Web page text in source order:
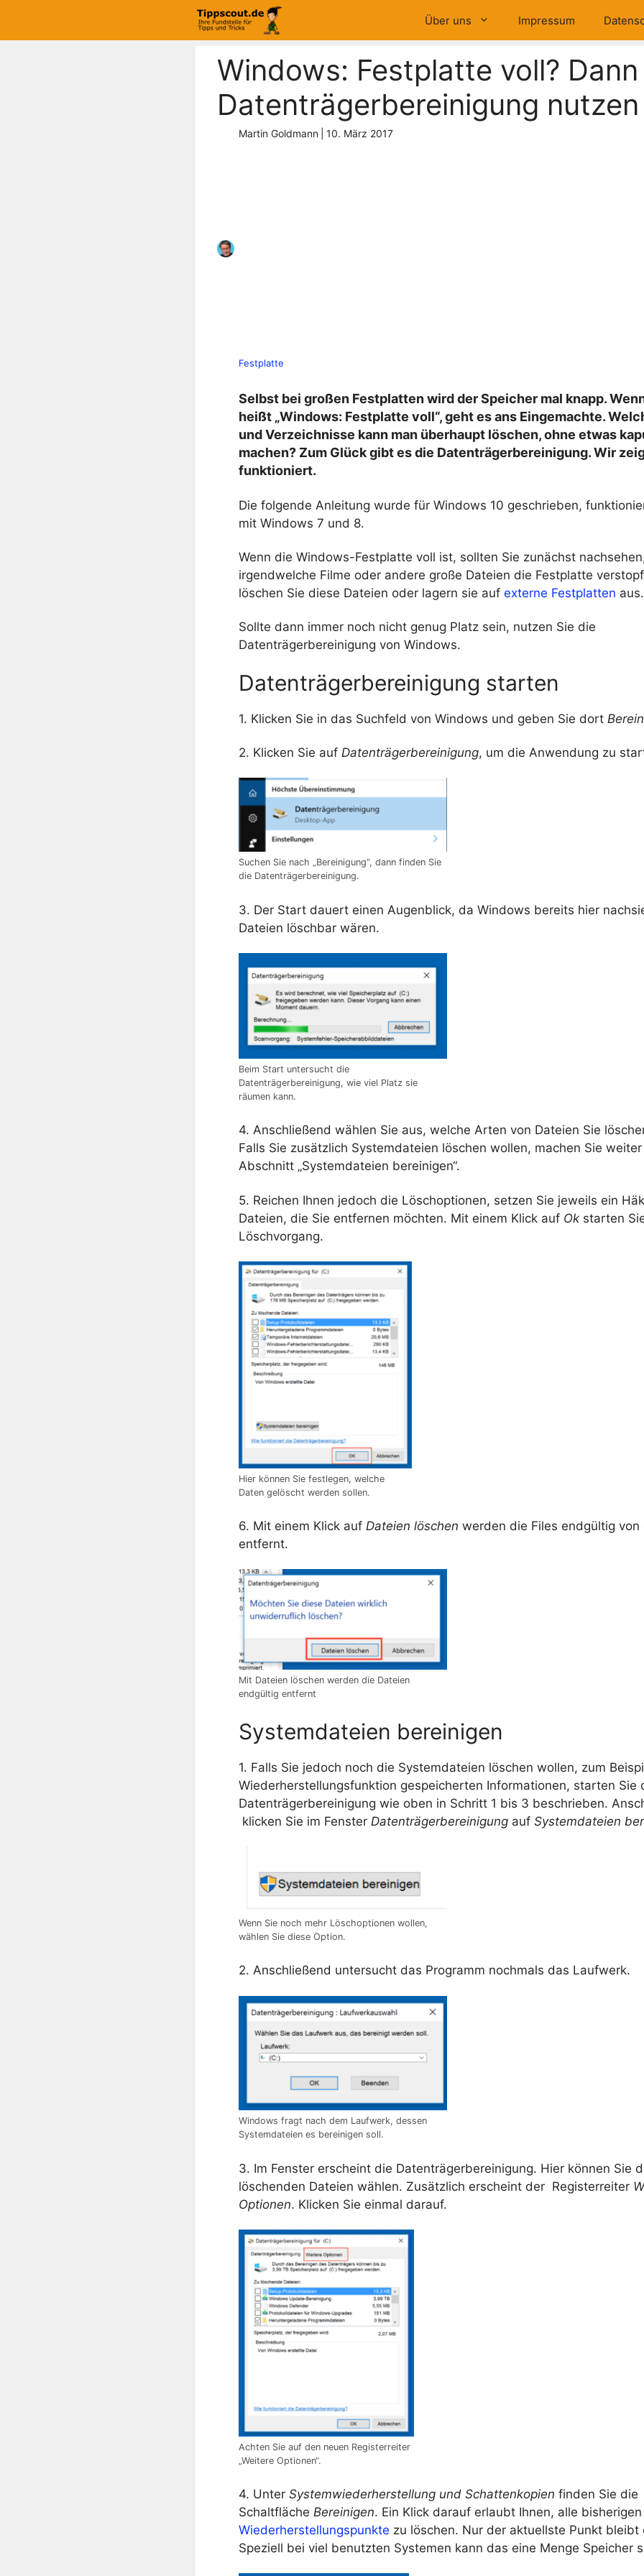
springen
Über uns Impressum
Windows: Festplatte voll? Dann
Datenträgerbereinigung nutzen
Martin Goldmann 10. März 2017
Festplatte
Selbst bei großen Festplatten wird der Speicher mal knapp.
heißt „Windows: Festplatte voll“, geht es ans Eingemachte.
und Verzeichnisse kann man überhaupt löschen, ohne etwas
machen? Zum Glück gibt es die Datenträgerbereinigung. Wir
funktioniert.
Die folgende Anleitung wurde für Windows 10 geschrieben,
mit Windows 7 und 8.
Wenn die Windows-Festplatte voll ist, sollten Sie zunächst
irgendwelche Filme oder andere große Dateien die Festplatte
löschen Sie diese Dateien oder lagern sie auf externe Festplatten aus.
Sollte dann immer noch nicht genug Platz sein, nutzen Sie die
Datenträgerbereinigung von Windows.
Datenträgerbereinigung starten
1. Klicken Sie in das Suchfeld von Windows und geben Sie dort
2. Klicken Sie auf Datenträgerbereinigung, um die Anwendung zu
Suchen Sie nach „Bereinigung“, dann finden Sie
die Datenträgerbereinigung.
3. Der Start dauert einen Augenblick, da Windows bereits hier
Dateien löschbar wären.
Beim Start untersucht die
Datenträgerbereinigung, wie viel Platz sie
räumen kann.
4. Anschließend wählen Sie aus, welche Arten von Dateien Sie
Falls Sie zusätzlich Systemdateien löschen wollen, machen Sie
Abschnitt „Systemdateien bereinigen“.
5. Reichen Ihnen jedoch die Löschoptionen, setzen Sie jeweils ein
Dateien, die Sie entfernen möchten. Mit einem Klick auf Ok starten
Löschvorgang.
Hier können Sie festlegen, welche
Daten gelöscht werden sollen.
6. Mit einem Klick auf Dateien löschen werden die Files endgültig von
entfernt.
Mit Dateien löschen werden die Dateien
endgültig entfernt
Systemdateien bereinigen
1. Falls Sie jedoch noch die Systemdateien löschen wollen, zum
Wiederherstellungsfunktion gespeicherten Informationen, starten Sie
Datenträgerbereinigung wie oben in Schritt 1 bis 3 beschrieben.
klicken Sie im Fenster Datenträgerbereinigung auf Systemdateien
Wenn Sie noch mehr Löschoptionen wollen,
wählen Sie diese Option.
2. Anschließend untersucht das Programm nochmals das Laufwerk.
Windows fragt nach dem Laufwerk, dessen
Systemdateien es bereinigen soll.
3. Im Fenster erscheint die Datenträgerbereinigung. Hier können Sie
löschenden Dateien wählen. Zusätzlich erscheint der Registerreiter
Optionen. Klicken Sie einmal darauf.
Achten Sie auf den neuen Registerreiter
„Weitere Optionen“.
4. Unter Systemwiederherstellung und Schattenkopien finden Sie die
Schaltfläche Bereinigen. Ein Klick darauf erlaubt Ihnen, alle bisherigen
Wiederherstellungspunkte zu löschen. Nur der aktuellste Punkt bleibt
Speziell bei viel benutzten Systemen kann das eine Menge Speicher